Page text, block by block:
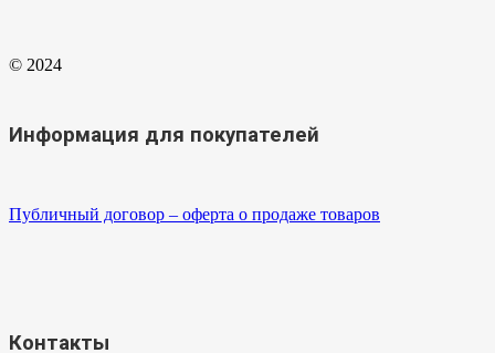
© 2024
Информация для покупателей
Публичный договор – оферта о продаже товаров
Контакты